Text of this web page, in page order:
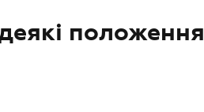
положення